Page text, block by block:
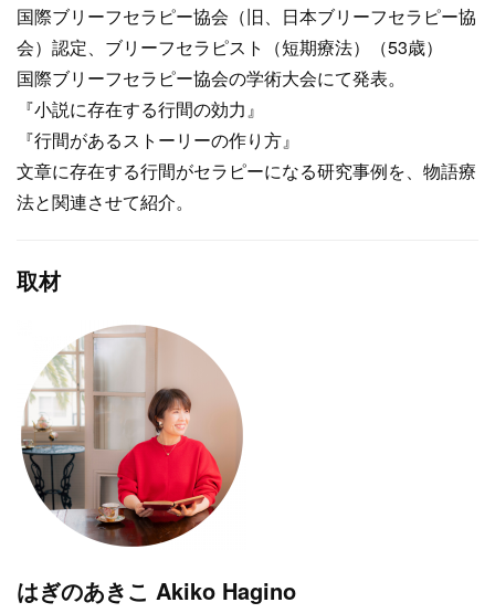
国際ブリーフセラピー協会（旧、日本ブリーフセラピー協
会）認定、ブリーフセラピスト（短期療法）（53歳）
国際ブリーフセラピー協会の学術大会にて発表。
『小説に存在する行間の効力』
『行間があるストーリーの作り方』
文章に存在する行間がセラピーになる研究事例を、物語療
法と関連させて紹介。
取材
はぎのあきこ Akiko Hagino